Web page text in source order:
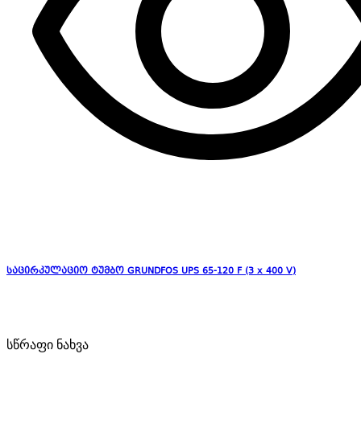
საცირკულაციო ტუმბო GRUNDFOS UPS 65-120 F (3 x 400 V)
სწრაფი ნახვა